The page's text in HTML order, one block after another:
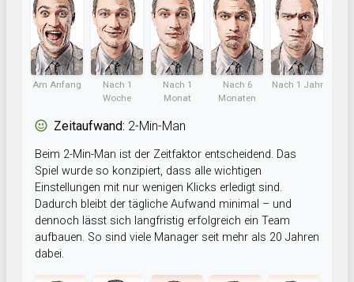
Am Anfang
Nach 1
Woche
Nach 1
Monat
Nach 6
Monaten
Nach 1 Jahr
Zeitaufwand: 2-Min-Man
Beim 2-Min-Man ist der Zeitfaktor entscheidend. Das
Spiel wurde so konzipiert, dass alle wichtigen
Einstellungen mit nur wenigen Klicks erledigt sind.
Dadurch bleibt der tägliche Aufwand minimal – und
dennoch lässt sich langfristig erfolgreich ein Team
aufbauen. So sind viele Manager seit mehr als 20 Jahren
dabei.